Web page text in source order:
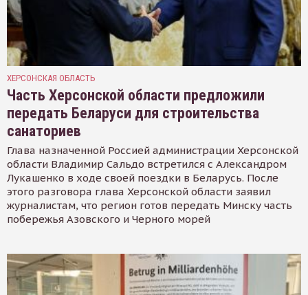
ХЕРСОНСКАЯ ОБЛАСТЬ
Часть Херсонской области предложили
передать Беларуси для строительства
санаториев
Глава назначенной Россией администрации Херсонской
области Владимир Сальдо встретился с Александром
Лукашенко в ходе своей поездки в Беларусь. После
этого разговора глава Херсонской области заявил
журналистам, что регион готов передать Минску часть
побережья Азовского и Черного морей